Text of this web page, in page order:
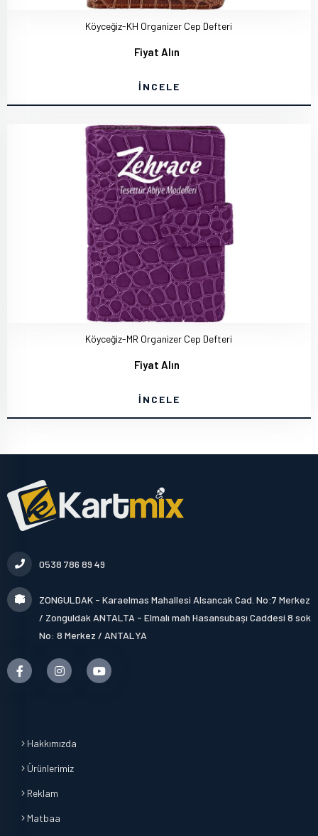
Köyceğiz-KH Organizer Cep Defteri
Fiyat Alın
İNCELE
Köyceğiz-MR Organizer Cep Defteri
Fiyat Alın
İNCELE
0538 786 89 49
ZONGULDAK - Karaelmas Mahallesi Alsancak Cad. No:7 Merkez
/ Zonguldak ANTALTA - Elmalı mah Hasansubaşı Caddesi 8 sok
No: 8 Merkez / ANTALYA
Hakkımızda
Ürünlerimiz
Reklam
Matbaa